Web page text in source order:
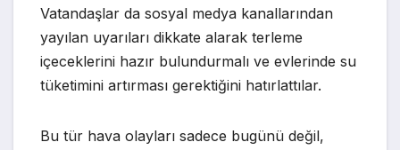
Vatandaşlar da sosyal medya kanallarından
yayılan uyarıları dikkate alarak terleme
içeceklerini hazır bulundurmalı ve evlerinde su
tüketimini artırması gerektiğini hatırlattılar.
Bu tür hava olayları sadece bugünü değil,